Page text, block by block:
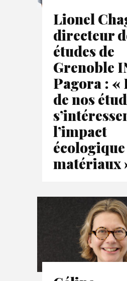
Lionel
directeur
études de
Grenoble
Pagora : «
de nos
l’impact
écologique
matériaux